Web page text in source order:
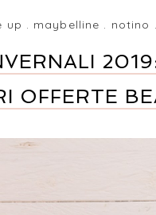
up . maybelline . notino .
OFFERTE